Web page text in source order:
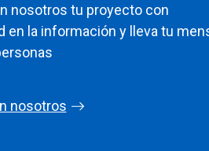
nosotros tu proyecto con
en la información y lleva tu
nosotros